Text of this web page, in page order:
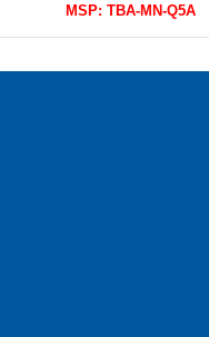
MSP:TBA-MN-Q5A